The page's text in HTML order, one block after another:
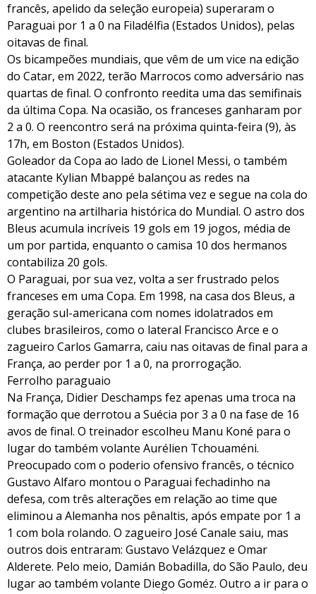
francês, apelido da seleção europeia) superaram o
Paraguai por 1 a 0 na Filadélfia (Estados Unidos), pelas
oitavas de final.
Os bicampeões mundiais, que vêm de um vice na edição
do Catar, em 2022, terão Marrocos como adversário nas
quartas de final. O confronto reedita uma das semifinais
da última Copa. Na ocasião, os franceses ganharam por
2 a 0. O reencontro será na próxima quinta-feira (9), às
17h, em Boston (Estados Unidos).
Goleador da Copa ao lado de Lionel Messi, o também
atacante Kylian Mbappé balançou as redes na
competição deste ano pela sétima vez e segue na cola do
argentino na artilharia histórica do Mundial. O astro dos
Bleus acumula incríveis 19 gols em 19 jogos, média de
um por partida, enquanto o camisa 10 dos hermanos
contabiliza 20 gols.
O Paraguai, por sua vez, volta a ser frustrado pelos
franceses em uma Copa. Em 1998, na casa dos Bleus, a
geração sul-americana com nomes idolatrados em
clubes brasileiros, como o lateral Francisco Arce e o
zagueiro Carlos Gamarra, caiu nas oitavas de final para a
França, ao perder por 1 a 0, na prorrogação.
Ferrolho paraguaio
Na França, Didier Deschamps fez apenas uma troca na
formação que derrotou a Suécia por 3 a 0 na fase de 16
avos de final. O treinador escolheu Manu Koné para o
lugar do também volante Aurélien Tchouaméni.
Preocupado com o poderio ofensivo francês, o técnico
Gustavo Alfaro montou o Paraguai fechadinho na
defesa, com três alterações em relação ao time que
eliminou a Alemanha nos pênaltis, após empate por 1 a
1 com bola rolando. O zagueiro José Canale saiu, mas
outros dois entraram: Gustavo Velázquez e Omar
Alderete. Pelo meio, Damián Bobadilla, do São Paulo, deu
lugar ao também volante Diego Goméz. Outro a ir para o